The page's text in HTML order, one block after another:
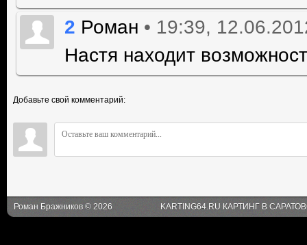
2 Роман • 19:39,
Настя находит
Добавьте свой комментарий:
Роман Бражников © 2026 KARTING64.RU КАРТИНГ В